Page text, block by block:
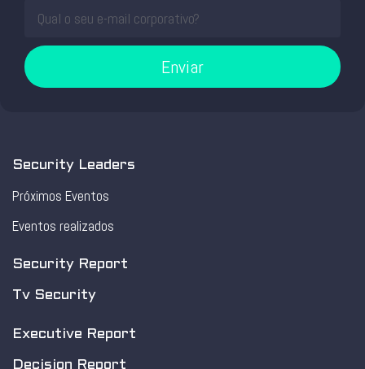
Enviar
Security Leaders
Próximos Eventos
Eventos realizados
Security Report
Tv Security
Executive Report
Decision Report